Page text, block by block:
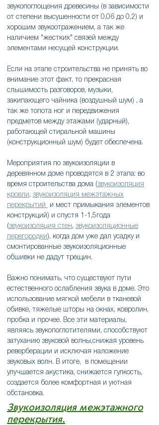
звукопоглощения древесины (в зависимости
от степени высушенности от 0,06 до 0,2) и
хорошим звукоотражением, а так же
наличием "жестких" связей между
элементами несущей конструкции.
Если на этапе строительства не принять во
внимание этот факт, то прекрасная
слышимость разговоров, музыки,
закипающего чайника (воздушный шум) , а
так же топота ног и передвижения
предметов между этажами (ударный),
работающей стиральной машины
(конструкционный шум) будет обеспечена.
Мероприятия по звукоизоляции в
деревянном доме проводятся в 2 этапа: во
время строительства дома (звукоизоляция
кровли, звукоизоляция межэтажных
перекрытий
и мест примыкания элементов
конструкций) и спустя 1-1,5года
(звукоизоляция стен, звукоизоляционные
перегородки), когда дом уже дал усадку и
смонтированные звукоизоляционные
обшивки не дадут трещин.
Важно понимать, что существуют пути
естественного ослабления звука в доме. Это
использование мягкой мебели в тканевой
обивке, тяжелые шторы на окнах, ковролин,
пробка и прочее. Все эти материалы,
являясь звукопоглотителями, способствуют
затуханию звуковой волны,снижая уровень
реверберации и исключая наложение
звуковых волн. В итоге, в помещении
улучшается акустика, снижается гулкость,
создается более комфортная и уютная
обстановка.
Звукоизоляция межэтажного
перекрытия.